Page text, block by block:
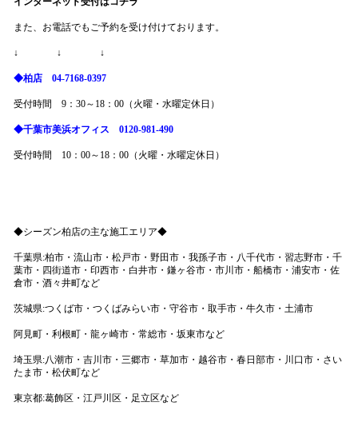
また、お電話でもご予約を受け付けております。
↓ ↓ ↓
◆柏店 04-7168-0397
受付時間 9：30～18：00（火曜・水曜定休日）
◆千葉市美浜オフィス 0120-981-490
受付時間 10：00～18：00（火曜・水曜定休日）
◆シーズン柏店の主な施工エリア◆
千葉県:柏市・流山市・松戸市・野田市・我孫子市・八千代市・習志野市・千
葉市・四街道市・印西市・白井市・鎌ヶ谷市・市川市・船橋市・浦安市・佐
倉市・酒々井町など
茨城県:つくば市・つくばみらい市・守谷市・取手市・牛久市・土浦市
阿見町・利根町・龍ヶ崎市・常総市・坂東市など
埼玉県:八潮市・吉川市・三郷市・草加市・越谷市・春日部市・川口市・さい
たま市・松伏町など
東京都:葛飾区・江戸川区・足立区など